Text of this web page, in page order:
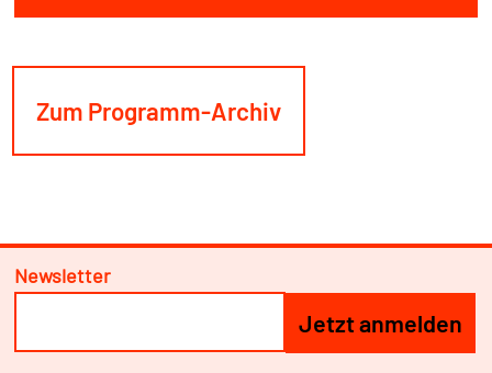
Vanisian
Zum Programm-Archiv
Newsletter